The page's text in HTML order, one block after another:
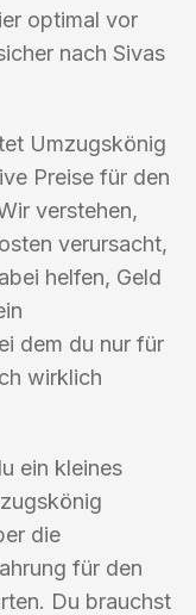
optimal vor
nach Sivas
Umzugskönig
Preise für den
verstehen,
verursacht,
helfen, Geld
dem du nur für
wirklich
ein kleines
die
für den
Du brauchst